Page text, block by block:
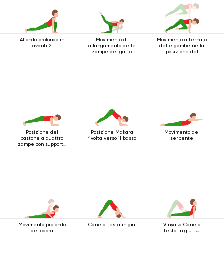
Affondo profondo in
avanti 2
Movimento di
allungamento delle
zampe del gatto
Movimento alternato
delle gambe nella
posizione del
Posizione del
bastone a quattro
zampe con supporto
Posizione Makara
rivolta verso il basso
Movimento del
serpente
Movimento profondo
del cobra
Cane a testa in giù
Vinyasa Cane a
testa in giù-su